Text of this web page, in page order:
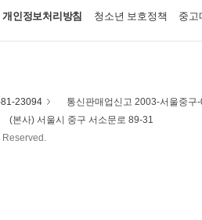
개인정보처리방침 청소년 보호정책 중고
23094 통신판매업신고 2003-서울중구
(본사) 서울시 중구 서소문로 89-31